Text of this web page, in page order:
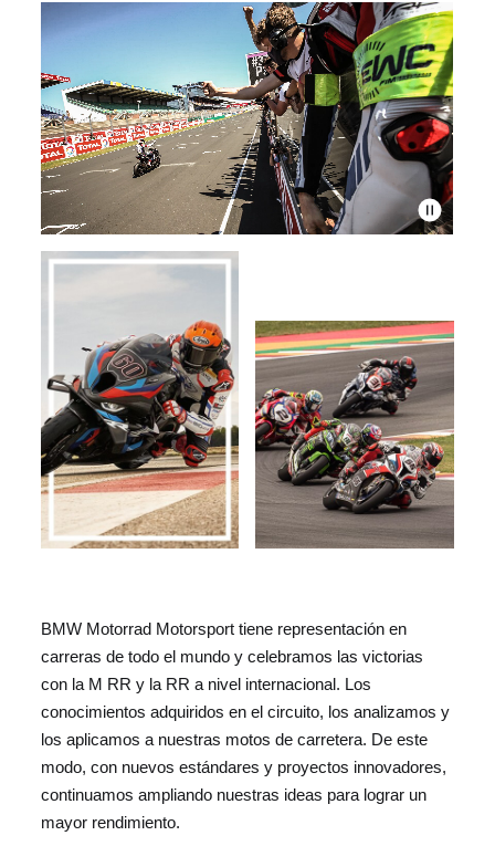
BMW Motorrad Motorsport tiene representación en
carreras de todo el mundo y celebramos las victorias
con la M RR y la RR a nivel internacional. Los
conocimientos adquiridos en el circuito, los analizamos y
los aplicamos a nuestras motos de carretera. De este
modo, con nuevos estándares y proyectos innovadores,
continuamos ampliando nuestras ideas para lograr un
mayor rendimiento.